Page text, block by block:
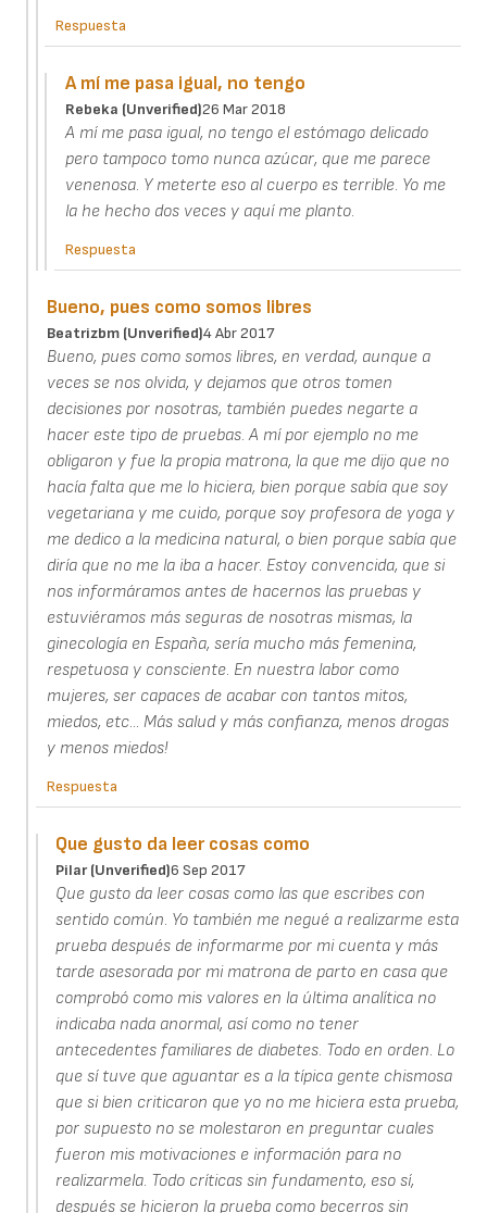
Respuesta
A mí me pasa igual, no tengo
Rebeka (unverified)26 Mar 2018
A mí me pasa igual, no tengo el estómago delicado
pero tampoco tomo nunca azúcar, que me parece
venenosa. Y meterte eso al cuerpo es terrible. Yo me
la he hecho dos veces y aquí me planto.
Respuesta
Bueno, pues como somos libres
Beatrizbm (unverified)4 Abr 2017
Bueno, pues como somos libres, en verdad, aunque a
veces se nos olvida, y dejamos que otros tomen
decisiones por nosotras, también puedes negarte a
hacer este tipo de pruebas. A mí por ejemplo no me
obligaron y fue la propia matrona, la que me dijo que no
hacía falta que me lo hiciera, bien porque sabía que soy
vegetariana y me cuido, porque soy profesora de yoga y
me dedico a la medicina natural, o bien porque sabía que
diría que no me la iba a hacer. Estoy convencida, que si
nos informáramos antes de hacernos las pruebas y
estuviéramos más seguras de nosotras mismas, la
ginecología en España, sería mucho más femenina,
respetuosa y consciente. En nuestra labor como
mujeres, ser capaces de acabar con tantos mitos,
miedos, etc... Más salud y más confianza, menos drogas
y menos miedos!
Respuesta
Que gusto da leer cosas como
Pilar (unverified)6 Sep 2017
Que gusto da leer cosas como las que escribes con
sentido común. Yo también me negué a realizarme esta
prueba después de informarme por mi cuenta y más
tarde asesorada por mi matrona de parto en casa que
comprobó como mis valores en la última analítica no
indicaba nada anormal, así como no tener
antecedentes familiares de diabetes. Todo en orden. Lo
que sí tuve que aguantar es a la típica gente chismosa
que si bien criticaron que yo no me hiciera esta prueba,
por supuesto no se molestaron en preguntar cuales
fueron mis motivaciones e información para no
realizarmela. Todo críticas sin fundamento, eso sí,
después se hicieron la prueba como becerros sin